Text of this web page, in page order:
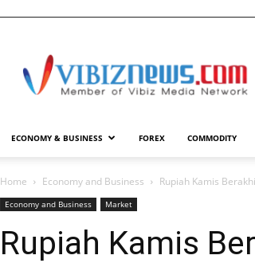
ECONOMY & BUSINESS FOREX COMMODITY
Home Economy and Business Rupiah Kamis
Economy and Business Market
Rupiah Kamis